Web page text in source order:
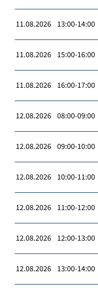
11.08.2026 13:00-14:00
11.08.2026 15:00-16:00
11.08.2026 16:00-17:00
12.08.2026 08:00-09:00
12.08.2026 09:00-10:00
12.08.2026 10:00-11:00
12.08.2026 11:00-12:00
12.08.2026 12:00-13:00
12.08.2026 13:00-14:00